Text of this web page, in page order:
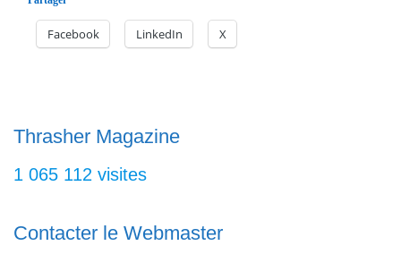
Skateparks.fr
Facebook LinkedIn X
Thrasher Magazine
1 065 112 visites
Contacter le Webmaster